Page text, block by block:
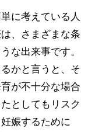
に考えている人
、さまざまな条
な出来事です。
かと言うと、そ
が不十分な場合
としてもリスク
娠するために